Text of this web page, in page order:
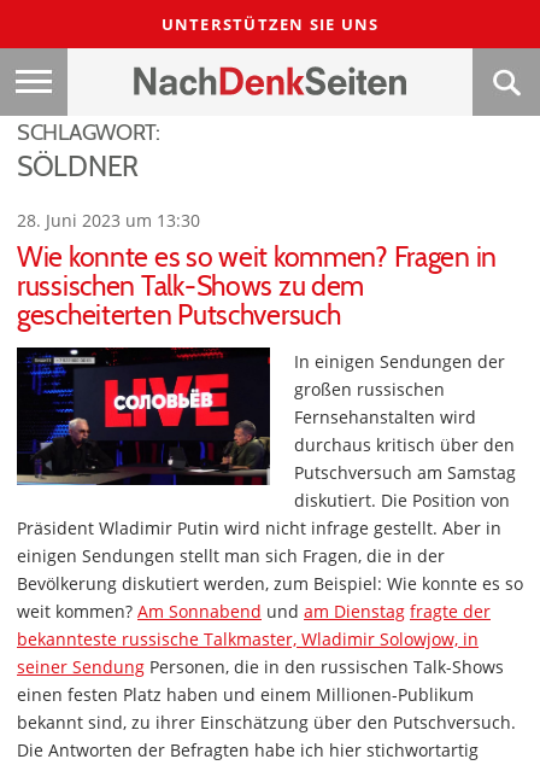
UNTERSTÜTZEN SIE UNS
SCHLAGWORT:
SÖLDNER
28. Juni 2023 um 13:30
Wie konnte es so weit kommen? Fragen in
russischen Talk-Shows zu dem
gescheiterten Putschversuch
In einigen Sendungen der
großen russischen
Fernsehanstalten wird
durchaus kritisch über den
Putschversuch am Samstag
diskutiert. Die Position von
Präsident Wladimir Putin wird nicht infrage gestellt. Aber in
einigen Sendungen stellt man sich Fragen, die in der
Bevölkerung diskutiert werden, zum Beispiel: Wie konnte es so
weit kommen? Am Sonnabend und am Dienstag fragte der
bekannteste russische Talkmaster, Wladimir Solowjow, in
seiner Sendung Personen, die in den russischen Talk-Shows
einen festen Platz haben und einem Millionen-Publikum
bekannt sind, zu ihrer Einschätzung über den Putschversuch.
Die Antworten der Befragten habe ich hier stichwortartig